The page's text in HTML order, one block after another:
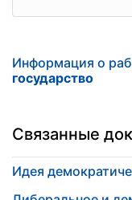
Информация о
государство
Связанные
Идея